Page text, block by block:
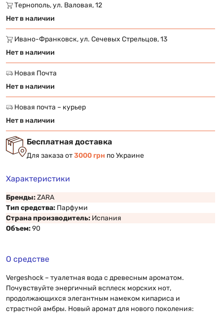
Тернополь, ул. Валовая, 12
Нет в наличии
Ивано-Франковск, ул. Сечевых Стрельцов, 13
Нет в наличии
Новая Почта
Нет в наличии
Новая почта – курьер
Нет в наличии
Бесплатная доставка
Для заказа от3000 грн по Украине
Характеристики
Бренды:ZARA
Тип средства: Парфуми
Страна производитель: Испания
Объем:90
О средстве
Vergeshock – туалетная вода с древесным ароматом.
Почувствуйте энергичный всплеск морских нот,
продолжающихся элегантным намеком кипариса и
страстной амбры. Новый аромат для нового поколения: